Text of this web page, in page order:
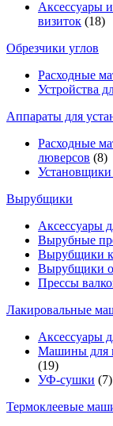
Аксессуары
визиток (18)
Обрезчики углов
Расходные
Устройства
Аппараты для
Расходные
люверсов (8)
Вырубщики
Аксессуары
Вырубные
Вырубщики
Вырубщики
Прессы
Лакировальные
Аксессуары
Машины для
(19)
УФ-сушки (7)
Термоклеевые